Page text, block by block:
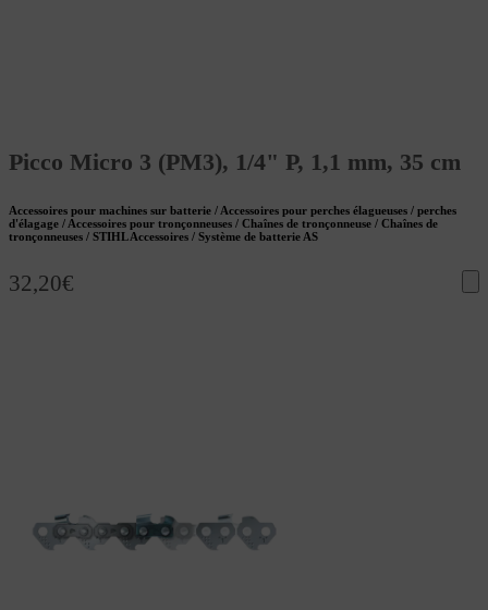
Picco Micro 3 (PM3), 1/4" P, 1,1 mm, 35 cm
Accessoires pour machines sur batterie / Accessoires pour perches élagueuses / perches
d'élagage / Accessoires pour tronçonneuses / Chaînes de tronçonneuse / Chaînes de
tronçonneuses / STIHL Accessoires / Système de batterie AS
32,20€